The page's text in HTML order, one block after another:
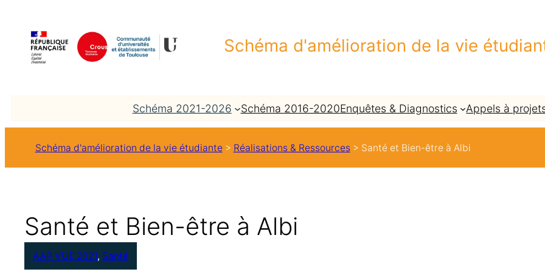
contenu
Schéma d'amélioration de la vie
Schéma 2021-2026 Schéma 2016-2020Enquêtes & Diagnostics Appels à
Schéma d'amélioration de la vie étudiante> Réalisations & Ressources > Santé et Bien-être à Albi
Santé et Bien-être à Albi
AAP VUE 2021, Santé